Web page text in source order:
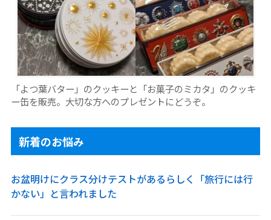
「よつ葉バター」のクッキーと「お菓子のミカタ」のクッキ
ー缶を販売。大切な方へのプレゼントにどうぞ。
新着のお悩み
お盆明けにクラス分けテストがあるらしく「旅行には行
かない」と言われました